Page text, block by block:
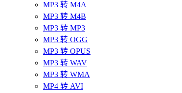
MP3 转 M4A
MP3 转 M4B
MP3 转 MP3
MP3 转 OGG
MP3 转 OPUS
MP3 转 WAV
MP3 转 WMA
MP4 转 AVI